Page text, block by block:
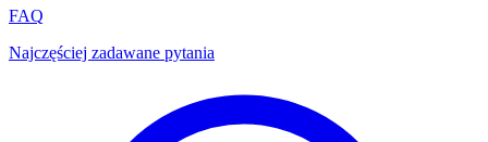
FAQ
Najczęściej zadawane pytania